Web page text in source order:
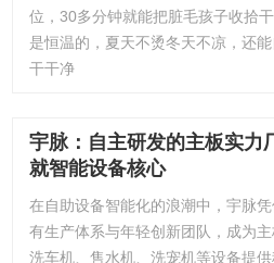
位，30多分钟就能把脏毛孩子收拾
是恒温的，夏天不烫冬天不凉，还
干干净
宇脉：自主研发的主板实力
就智能设备核心
在自助设备智能化的浪潮中，宇脉
有生产体系与年轻创新团队，成为
洗车机、售水机、洗宠机等设备提